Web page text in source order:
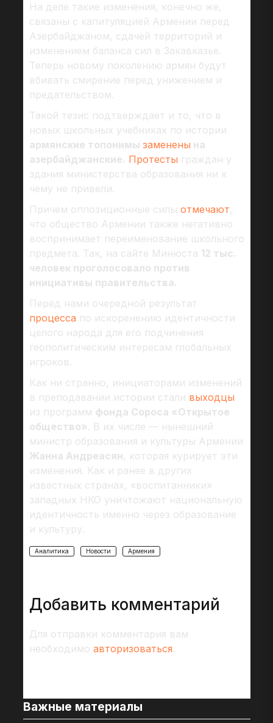
На деле такие изменения, конечно же,
связаны с капитуляцией Армении перед
Азербайджаном, сдачей территорий и
изменением баланса сил в Закавказье.
Теперь новому поколению армян будут
вбивать смирение перед унижением и
предательством.
Такой тезис подтверждает и то, что в
новых школьных учебниках по истории
армянские топонимы заменены на
азербайджанские. Протесты граждан у
здания министерства образования ни к
чему не привели.
Причем оппозиционные силы отмечают,
что общество Армении также негативно
воспринимает переименование школьного
предмета. Так, на сайте Минюста 12 тыс.
человек проголосовало против
инициативы правительства.
Перед нами очередной результат
процесса по искоренению идентичности
целого народа для его подчинения
геополитическим интересам глобальных
игроков.
Как ни странно, инициаторами изменений
в преподавании истории стали выходцы
из программ фонда Сороса «Открытое
общество» . В их числе — нынешний
министр образования и культуры Армении
Жанна Андреасян, которая курирует эти
изменения. Как и ранее в других
известных странах, «воспитанники»
западных НКО уничтожают национальную
идентичность именно через образование
и культуру.
Аналитика Новости Армения
Добавить комментарий
Для отправки комментария вам
необходимо авторизоваться.
Важные материалы